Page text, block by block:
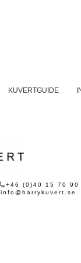
KUVERTGUIDE
+46 (0)40 15 70 90
info@harrykuvert.se